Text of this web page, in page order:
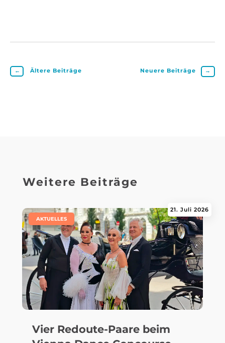
← Ältere Beiträge Neuere Beiträge →
Weitere Beiträge
Vier Redoute-Paare beim
21. Juli 2026
AKTUELLES